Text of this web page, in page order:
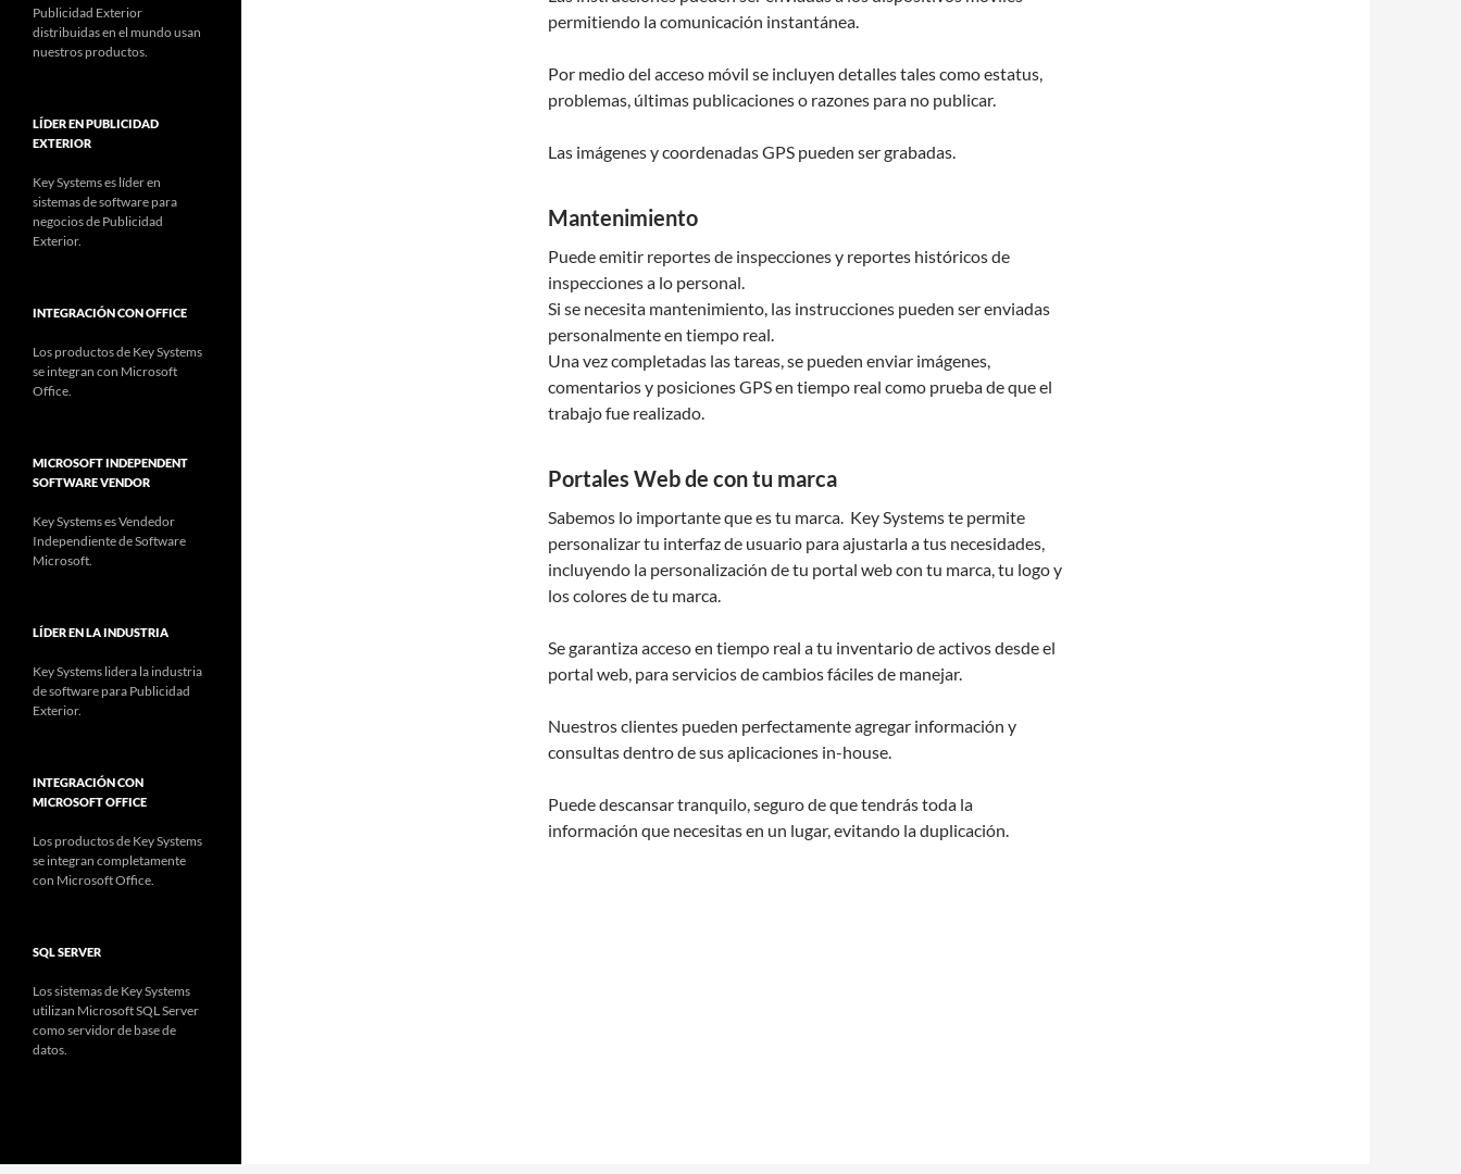
permitiendo la comunicación instantánea.
Por medio del acceso móvil se incluyen detalles tales como estatus,
problemas, últimas publicaciones o razones para no publicar.
Las imágenes y coordenadas GPS pueden ser grabadas.
Mantenimiento
Puede emitir reportes de inspecciones y reportes históricos de
inspecciones a lo personal.
Si se necesita mantenimiento, las instrucciones pueden ser enviadas
personalmente en tiempo real.
Una vez completadas las tareas, se pueden enviar imágenes,
comentarios y posiciones GPS en tiempo real como prueba de que el
trabajo fue realizado.
Portales Web de con tu marca
Sabemos lo importante que es tu marca. Key Systems te permite
personalizar tu interfaz de usuario para ajustarla a tus necesidades,
incluyendo la personalización de tu portal web con tu marca, tu logo y
los colores de tu marca.
Se garantiza acceso en tiempo real a tu inventario de activos desde el
portal web, para servicios de cambios fáciles de manejar.
Nuestros clientes pueden perfectamente agregar información y
consultas dentro de sus aplicaciones in-house.
Puede descansar tranquilo, seguro de que tendrás toda la
información que necesitas en un lugar, evitando la duplicación.
Publicidad Exterior
distribuidas en el mundo usan
nuestros productos.
LÍDER EN PUBLICIDAD
EXTERIOR
Key Systems es líder en
sistemas de software para
negocios de Publicidad
Exterior.
INTEGRACIÓN CON OFFICE
Los productos de Key Systems
se integran con Microsoft
Office.
MICROSOFT INDEPENDENT
SOFTWARE VENDOR
Key Systems es Vendedor
Independiente de Software
Microsoft.
LÍDER EN LA INDUSTRIA
Key Systems lidera la industria
de software para Publicidad
Exterior.
INTEGRACIÓN CON
MICROSOFT OFFICE
Los productos de Key Systems
se integran completamente
con Microsoft Office.
SQL SERVER
Los sistemas de Key Systems
utilizan Microsoft SQL Server
como servidor de base de
datos.